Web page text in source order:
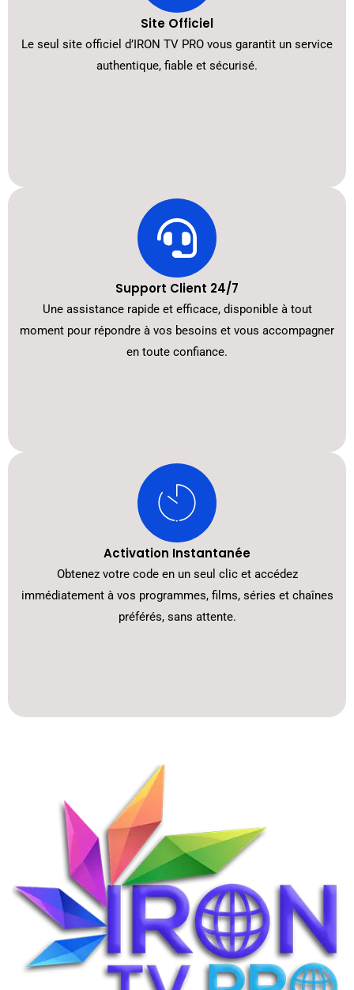
Site Officiel
Le seul site officiel d’IRON TV PRO vous garantit un service
authentique, fiable et sécurisé.
Support Client 24/7
Une assistance rapide et efficace, disponible à tout
moment pour répondre à vos besoins et vous accompagner
en toute confiance.
Activation Instantanée
Obtenez votre code en un seul clic et accédez
immédiatement à vos programmes, films, séries et chaînes
préférés, sans attente.